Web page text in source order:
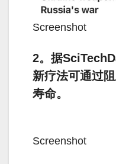
Screenshot
2。据
新疗法可通过
寿命。
Screenshot